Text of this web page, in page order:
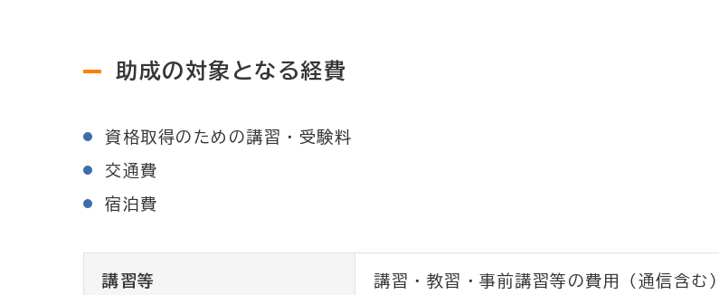
助成の対象となる経費
資格取得のための講習・受験料
交通費
宿泊費
講習等 講習・教習・事前講習等の費用（通信含む）